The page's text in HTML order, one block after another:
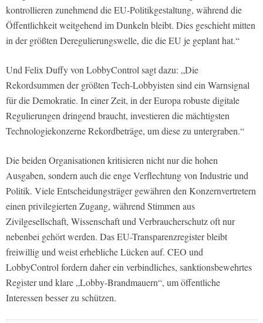
kontrollieren zunehmend die EU-Politikgestaltung, während die
Öffentlichkeit weitgehend im Dunkeln bleibt. Dies geschieht mitten
in der größten Deregulierungswelle, die die EU je geplant hat.“
Und Felix Duffy von LobbyControl sagt dazu: „Die
Rekordsummen der größten Tech-Lobbyisten sind ein Warnsignal
für die Demokratie. In einer Zeit, in der Europa robuste digitale
Regulierungen dringend braucht, investieren die mächtigsten
Technologiekonzerne Rekordbeträge, um diese zu untergraben.“
Die beiden Organisationen kritisieren nicht nur die hohen
Ausgaben, sondern auch die enge Verflechtung von Industrie und
Politik. Viele Entscheidungsträger gewähren den Konzernvertretern
einen privilegierten Zugang, während Stimmen aus
Zivilgesellschaft, Wissenschaft und Verbraucherschutz oft nur
nebenbei gehört werden. Das EU-Transparenzregister bleibt
freiwillig und weist erhebliche Lücken auf. CEO und
LobbyControl fordern daher ein verbindliches, sanktionsbewehrtes
Register und klare „Lobby-Brandmauern“, um öffentliche
Interessen besser zu schützen.